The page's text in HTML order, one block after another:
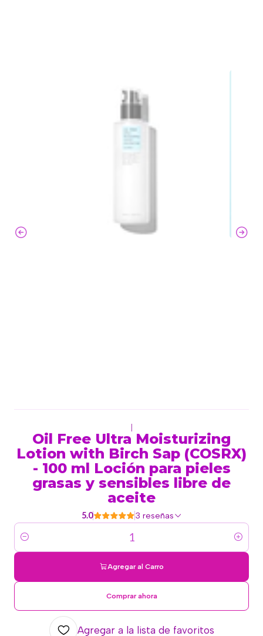
Oil Free Ultra Moisturizing
Lotion with Birch Sap (COSRX)
- 100 ml Loción para pieles
grasas y sensibles libre de
aceite
5.0 3 reseñas
Cantidad
Agregar al Carro
Comprar ahora
Agregar a la lista de favoritos